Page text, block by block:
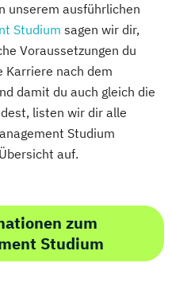
unserem ausführlichen
Studium sagen wir dir,
Voraussetzungen du
Karriere nach dem
damit du auch gleich die
listen wir dir alle
Studium
auf.
zum
Studium